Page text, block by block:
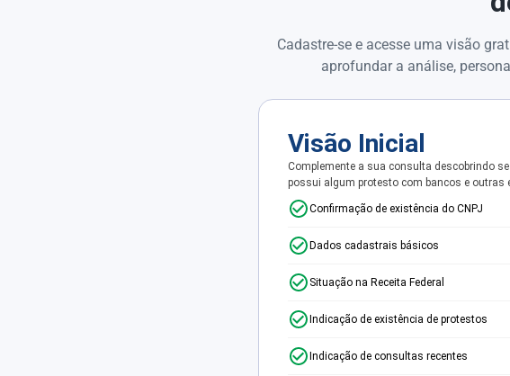
Cadastre-se e acesse uma visão
aprofundar a análise,
Visão Inicial
Complemente a sua consulta descobrindo se
possui algum protesto com bancos e outras
Confirmação de existência do CNPJ
Dados cadastrais básicos
Situação na Receita Federal
Indicação de existência de protestos
Indicação de consultas recentes